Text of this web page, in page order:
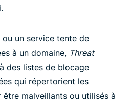
ou un service tente de
à un domaine, Threat
des listes de blocage
qui répertorient les
malveillants ou utilisés à